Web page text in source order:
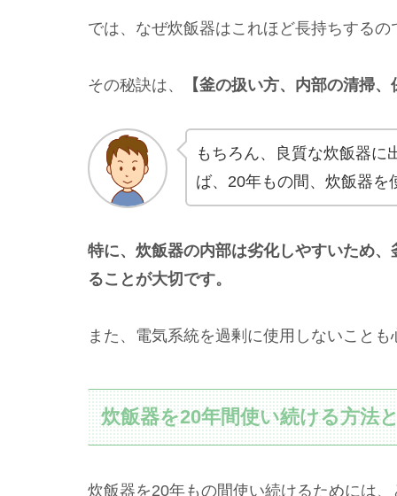
では、なぜ炊飯器はこれほど長持ちするの
その秘訣は、 【釜の扱い方、内部の清掃
もちろん、良質な炊飯器に
ば、20年もの間、炊飯器
特に、炊飯器の内部は劣化しやすいため
ることが大切です。
また、電気系統を過剰に使用しないこと
炊飯器を20年間使い続ける方法
炊飯器を20年もの間使い続けるためには